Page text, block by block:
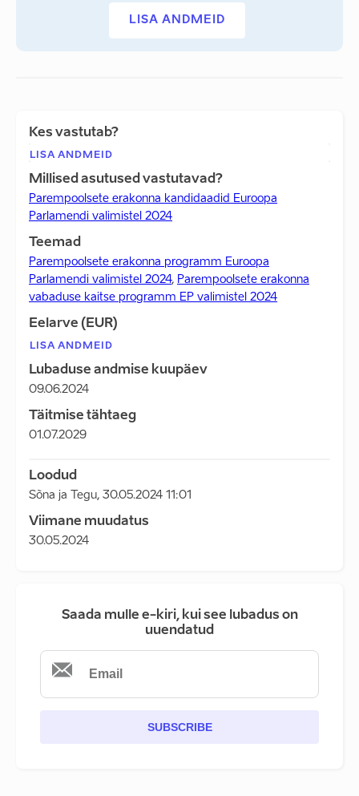
LISA ANDMEID
Kes vastutab?
LISA ANDMEID
Millised asutused vastutavad?
Parempoolsete erakonna kandidaadid Euroopa
Parlamendi valimistel 2024
Teemad
Parempoolsete erakonna programm Euroopa
Parlamendi valimistel 2024, Parempoolsete erakonna
vabaduse kaitse programm EP valimistel 2024
Eelarve (EUR)
LISA ANDMEID
Lubaduse andmise kuupäev
09.06.2024
Täitmise tähtaeg
01.07.2029
Loodud
Sõna ja Tegu, 30.05.2024 11:01
Viimane muudatus
30.05.2024
Saada mulle e-kiri, kui see lubadus on
uuendatud
SUBSCRIBE